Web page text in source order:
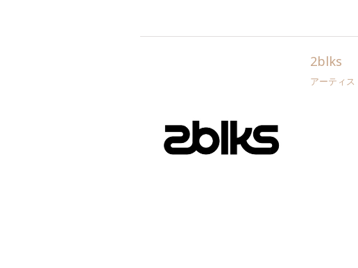
2blks
アーティ